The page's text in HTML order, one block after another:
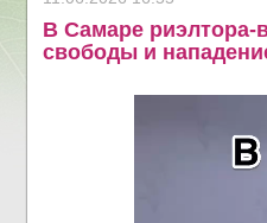
В Самаре риэлтора-
свободы и